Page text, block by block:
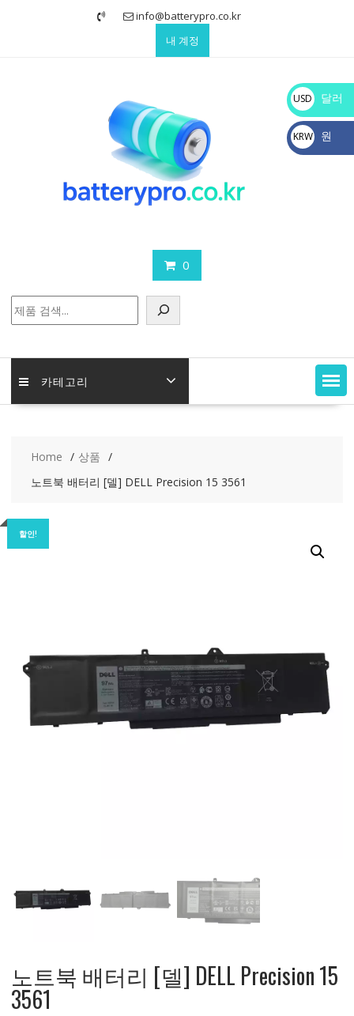
info@batterypro.co.kr
내 계정
0
색
카테고리
Home
상품
노트북 배터리 [델] DELL Precision 15 3561
할인!
노트북 배터리 [델] DELL Precision 15
3561
USD
$
달러
KRW
₩
원